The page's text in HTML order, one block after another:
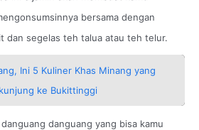
bersama dengan
dan segelas teh talua atau teh telur.
Ini 5 Kuliner Khas Minang yang
ke Bukittinggi
danguang yang bisa kamu